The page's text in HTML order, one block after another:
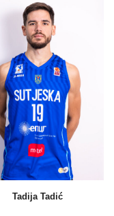
Tadija Tadić